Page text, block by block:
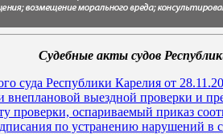
Судебные акты судов
суда Республики Карелия от
внеплановой выездной проверки и
проверки, оспариваемый приказ
по устранению нарушений в